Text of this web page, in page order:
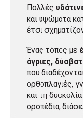
Πολλές
και υψώματα
έτσι
Ένας τόπος με
άγριες,
που
ορθοπλαγιές,
και τη
οροπέδια,